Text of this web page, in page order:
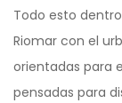
Todo esto
Riomar con el
orientadas para
pensadas para